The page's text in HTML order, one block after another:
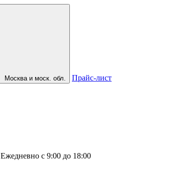
Москва и моск. обл. Прайс-лист
Ежедневно с 9:00 до 18:00